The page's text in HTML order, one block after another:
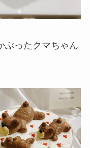
ぶったクマちゃん